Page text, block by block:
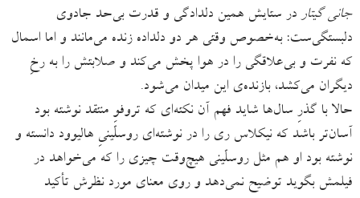
جانی گیتار در ستایش همین دلدادگی و قدرت بی‌حد جادوی
دلبستگی‌ست: به‌خصوص وقتی هر دو دلداده زنده می‌مانند و اما اسمال
که نفرت و بی‌علاقگی را در هوا پخش می‌کند و صلابتش را به رخِ
دیگران می‌کشد، بازنده‌ی این میدان می‌شود.
حالا با گذرِ سال‌ها شاید فهم آن نکته‌ای که تروفوِ منتقد نوشته بود
آسان‌تر باشد که نیکلاس ری را در نوشته‌ای روسلّینیِ هالیوود دانسته و
نوشته بود او هم مثل روسلّینی هیچ‌وقت چیزی را که می‌خواهد در
فیلمش بگوید توضیح نمی‌دهد و روی معنای مورد نظرش تأکید